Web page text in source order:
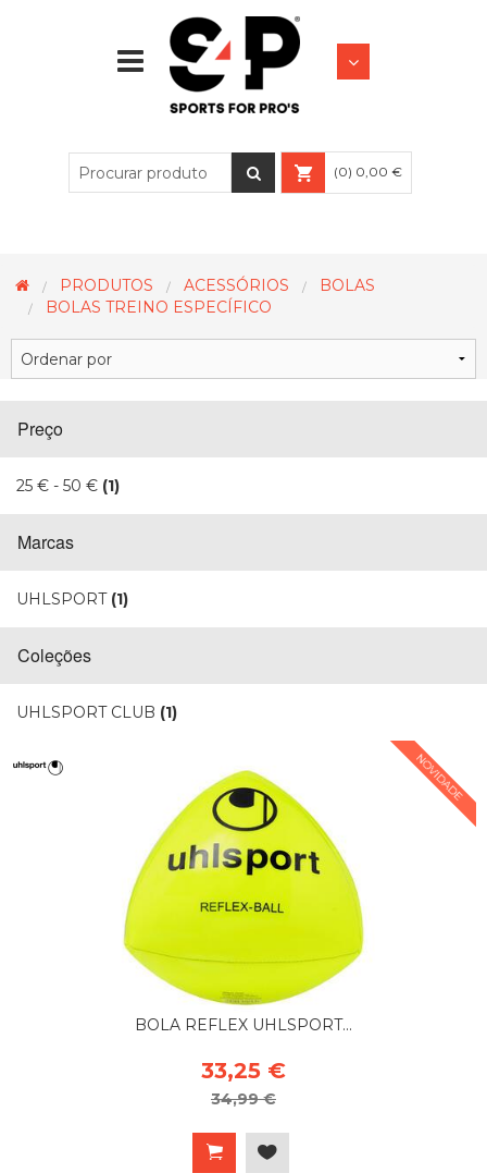
FUTEBOL LIFESTYLE
(0) 0,00 €
PRODUTOS ACESSÓRIOS
BOLAS
BOLAS TREINO ESPECÍFICO
Preço
25 € - 50 € (1)
Marcas
UHLSPORT (1)
Coleções
UHLSPORT CLUB (1)
NOVIDADE
BOLA REFLEX UHLSPORT...
33,25 €
34,99 €